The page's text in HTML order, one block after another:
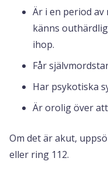
Är i en period
känns
ihop.
Får
Har psykotiska
Är orolig över
Om det är akut,
eller ring 112.